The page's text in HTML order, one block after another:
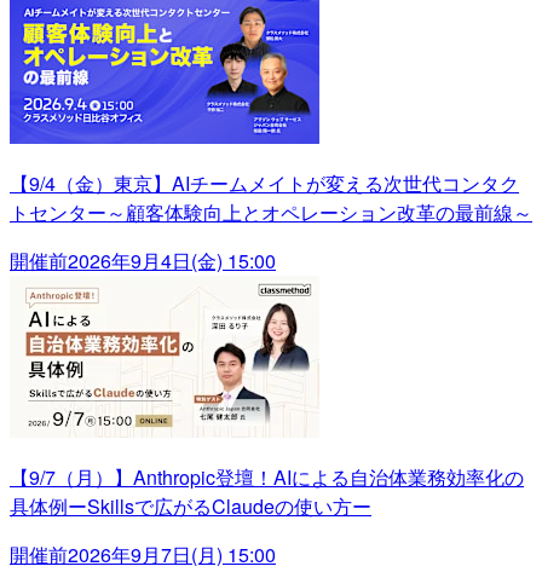
【9/4（金）東京】AIチームメイトが変える次世代コンタク
トセンター～顧客体験向上とオペレーション改革の最前線～
開催前2026年9月4日(金) 15:00
【9/7（月）】Anthropic登壇！AIによる自治体業務効率化の
具体例ーSkillsで広がるClaudeの使い方ー
開催前2026年9月7日(月) 15:00